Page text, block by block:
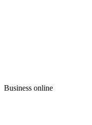
Business online